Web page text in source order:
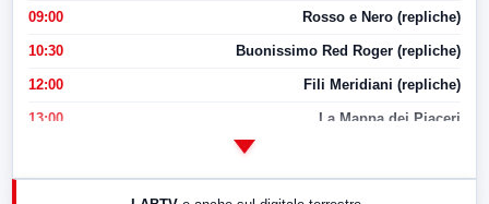
09:00 Rosso e Nero (repliche)
10:30 Buonissimo Red Roger (repliche)
12:00 Fili Meridiani (repliche)
13:00 La Mappa dei Piaceri